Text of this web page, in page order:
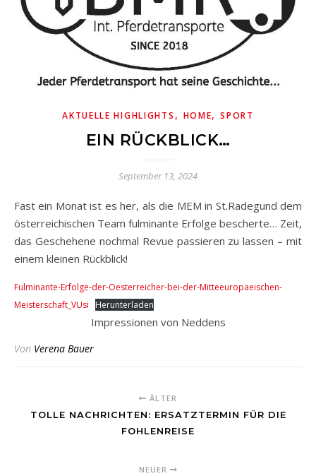
AKTUELLE HIGHLIGHTS , HOME,SPORT
EIN RÜCKBLICK…
September 13, 2024
Fast ein Monat ist es her, als die MEM in St.Radegund dem
österreichischen Team fulminante Erfolge bescherte… Zeit,
das Geschehene nochmal Revue passieren zu lassen – mit
einem kleinen Rückblick!
Fulminante-Erfolge-der-Oesterreicher-bei-der-Mitteeuropaeischen-
Meisterschaft_VUsi
Herunterladen
Impressionen von Neddens
Von Verena Bauer
ÄLTER
TOLLE NACHRICHTEN: ERSATZTERMIN FÜR DIE
FOHLENREISE
NEUER